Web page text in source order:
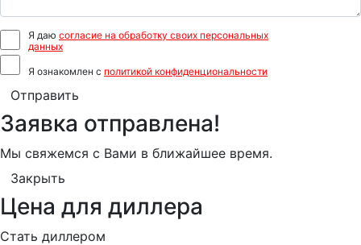
Я даю согласие на обработку своих персональных
данных
Я ознакомлен с политикой конфиденциональности
Отправить
Заявка отправлена!
Мы свяжемся с Вами в ближайшее время.
Закрыть
Цена для диллера
Стать диллером